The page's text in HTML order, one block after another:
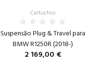
Cartuchos
Suspensão Plug & Travel para
BMW R1250R (2018-)
2 169,00 €